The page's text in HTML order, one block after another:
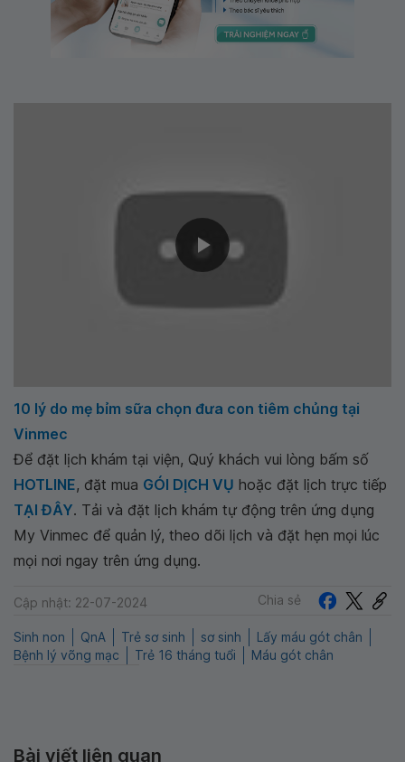
10 lý do mẹ bỉm sữa chọn đưa con tiêm chủng tại
Vinmec
Để đặt lịch khám tại viện, Quý khách vui lòng bấm số
HOTLINE, đặt mua GÓI DỊCH VỤ hoặc đặt lịch trực tiếp
TẠI ĐÂY. Tải và đặt lịch khám tự động trên ứng dụng
My Vinmec để quản lý, theo dõi lịch và đặt hẹn mọi lúc
mọi nơi ngay trên ứng dụng.
Cập nhật: 22-07-2024 Chia sẻ
Sinh non QnA Trẻ sơ sinh sơ sinh
Lấy máu gót chân
Bệnh lý võng mạc
Trẻ 16 tháng tuổi Máu gót chân
Bài viết liên quan